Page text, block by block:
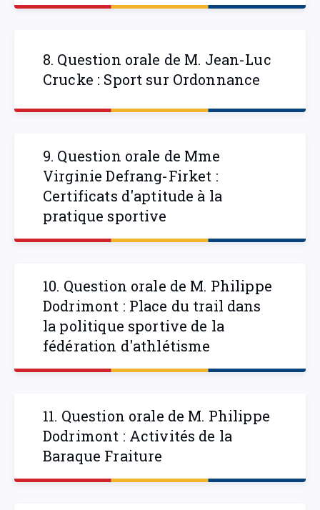
8. Question orale de M. Jean-Luc
Crucke : Sport sur Ordonnance
9. Question orale de Mme
Virginie Defrang-Firket :
Certificats d'aptitude à la
pratique sportive
10. Question orale de M. Philippe
Dodrimont : Place du trail dans
la politique sportive de la
fédération d'athlétisme
11. Question orale de M. Philippe
Dodrimont : Activités de la
Baraque Fraiture